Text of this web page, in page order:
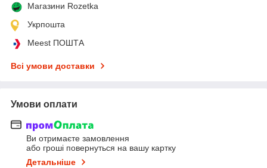
Магазини Rozetka
Укрпошта
Meest ПОШТА
Всі умови доставки
Умови оплати
Ви отримаєте замовлення
або гроші повернуться на вашу картку
Детальніше